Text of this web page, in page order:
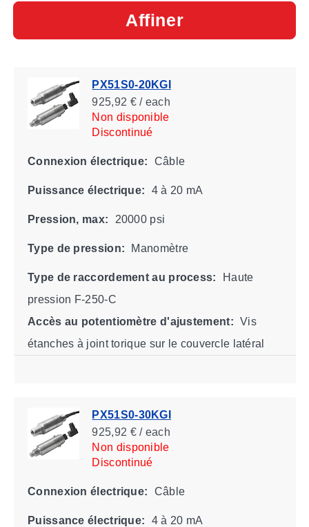
Affiner
PX51S0-20KGI
925,92 € / each
Non disponible
Discontinué
Connexion électrique: Câble
Puissance électrique: 4 à 20 mA
Pression, max: 20000 psi
Type de pression: Manomètre
Type de raccordement au process:
Haute
pression F-250-C
Accès au potentiomètre d'ajustement: Vis
étanches à joint torique sur le couvercle latéral
PX51S0-30KGI
925,92 € / each
Non disponible
Discontinué
Connexion électrique: Câble
Puissance électrique: 4 à 20 mA